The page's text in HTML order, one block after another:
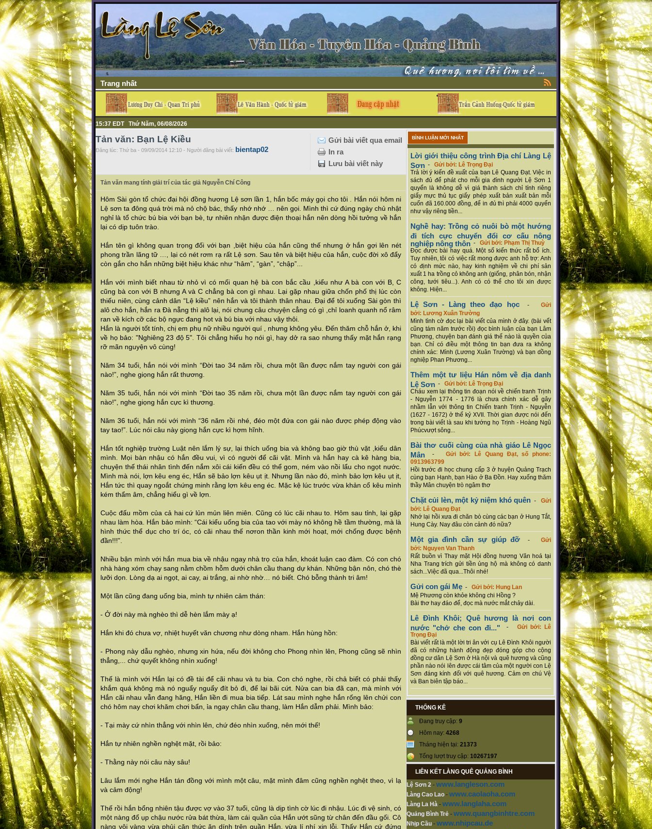
Trang nhất
15:37 EDT Thứ Năm, 06/08/2026
Gửi bài viết qua email
In ra
Lưu bài viết này
Tản văn: Bạn Lệ Kiều
Đăng lúc: Thứ ba - 09/09/2014 12:10 - Người đăng bài viết: bientap02
Tản văn mang tính giải trí của tác giả Nguyễn Chí Công
Hôm Sài gòn tổ chức đại hội đồng hương Lệ sơn lần 1, hắn bốc máy gọi cho tôi . Hắn nói hôm ni
Lệ sơn ta đông quá trời mà nỏ chộ bác, thấy nhớ nhớ … nên gọi. Mình thì cứ đúng ngày chủ nhật
nghỉ là tổ chức bú bia với bạn bè, tự nhiên nhận được điện thoại hắn nên dòng hồi tưởng về hắn
lại có dịp tuôn trào.
Hắn tên gì không quan trọng đối với bạn ,biệt hiệu của hắn cũng thế nhưng ở hắn gợi lên nét
phong trần lãng tữ …, lại có nét rơm rạ rất Lệ sơn. Sau tên và biệt hiệu của hắn, cuộc đời xô đẩy
còn gắn cho hắn những biệt hiệu khác như “hâm”, “gàn”, “chập”...
Hắn với mình biết nhau từ nhỏ vì có mối quan hệ bà con bắc cầu ,kiểu như A bà con với B, C
cũng bà con với B nhưng A và C chẳng bà con gì nhau. Lại gặp nhau giữa chốn phố thị lúc còn
thiếu niên, cùng cảnh dân “Lệ kiều” nên hắn và tôi thành thân nhau. Đại để tôi xuống Sài gòn thì
alô cho hắn, hắn ra Đà nẵng thì alô lại, nói chung câu chuyện cẳng có gì ,chỉ loanh quanh nổ râm
ran về kích cỡ các bộ ngực đang hot và bú bia với nhau vậy thôi.
Hắn là người tốt tính, chị em phụ nữ nhiều người quí , nhưng không yêu. Đến thăm chỗ hắn ở, khi
về họ bảo: "Nghiêng 23 độ 5". Tôi chẳng hiểu họ nói gì, hay dở ra sao nhưng thấy mặt hắn rạng
rỡ mãn nguyện vô cùng!
Năm 34 tuổi, hắn nói với mình “Đời tao 34 năm rồi, chưa một lần được nắm tay người con gái
nào!”, nghe giọng hắn rất thương.
Năm 35 tuổi, hắn nói với mình “Đời tao 35 năm rồi, chưa một lần được nắm tay người con gái
nào!”, nghe giọng hắn cực kì thương.
Năm 36 tuổi, hắn nói với mình “36 năm rồi nhé, đéo một đứa con gái nào được phép động vào
tay tao!”. Lúc nói câu này giọng hắn cực kì hợm hĩnh.
Hắn tốt nghiệp trường Luật nên lắm lý sự, lại thích uống bia và không bao giờ thù vặt ,kiểu dân
mình. Mọi bàn nhậu có hắn đều vui, vì có người để cãi vặt. Mình và hắn hay cà kê hàng bia,
chuyện thế thái nhân tình đến nắm xôi cái kiến đều có thể gom, ném vào nồi lẩu cho ngọt nước.
Mình mà nói, lợn kêu eng éc, Hắn sẽ bảo lợn kêu ụt ịt. Nhưng lần nào đó, mình bảo lợn kêu ụt ịt,
Hắn tức thì quay ngoắt chứng minh rằng lợn kêu eng éc. Mặc kệ lúc trước vừa khản cổ kêu mình
kém thẩm âm, chẳng hiểu gì về lợn.
Cuộc đấu mồm của cả hai cứ lủn mủn liên miên. Cũng có lúc cãi nhau to. Hôm sau tỉnh, lại gặp
nhau làm hòa. Hắn bảo mình: “Cái kiểu uống bia của tao với mày nó không hề tầm thường, mà là
hình thức thể dục cho trí óc, có cãi nhau thế nơron thần kinh mới hoạt, mới chống được bệnh
đần!!!”.
Nhiều bận mình với hắn mua bia về nhậu ngay nhà trọ của hắn, khoát luận cao đàm. Có con chó
nhà hàng xóm chạy sang nằm chồm hỗm dưới chân cầu thang dự khán. Những bận nôn, chó thè
lưỡi dọn. Lòng dạ ai ngọt, ai cay, ai trắng, ai nhờ nhờ… nó biết. Chó bỗng thành tri âm!
Một lần cũng đang uống bia, mình tự nhiên cảm thán:
- Ở đời này mà nghèo thì dễ hèn lắm mày ạ!
Hắn khi đó chưa vợ, nhiệt huyết văn chương như dòng nham. Hắn hùng hồn:
- Phong này dẫu nghèo, nhưng xin hứa, nếu đời không cho Phong nhìn lên, Phong cũng sẽ nhìn
thẳng,... chứ quyết không nhìn xuống!
Thế là mình với Hắn lại có đề tài để cãi nhau và tu bia. Con chó nghe, rồi chả biết có phải thấy
khắm quá không mà nó nguẩy nguẩy đít bỏ đi, để lại bãi cứt. Nửa can bia đã cạn, mà mình với
Hắn cãi nhau vẫn đang hăng, Hắn liền đi mua bia tiếp. Lát sau mình nghe hắn rống lên chửi con
chó hôm nay chơi khăm chơi bẩn, ỉa ngay chân cầu thang, làm Hắn dẫm phải. Mình bảo:
- Tại mày cứ nhìn thẳng với nhìn lên, chứ đéo nhìn xuống, nên mới thế!
Hắn tự nhiên nghền nghệt mặt, rồi bảo:
- Thằng này nói câu này sâu!
Lâu lắm mới nghe Hắn tán đồng với mình một câu, mặt mình đâm cũng nghền nghệt theo, vì lạ
và cảm động!
Thế rồi hắn bổng nhiên tậu được vợ vào 37 tuổi, cũng là dịp tình cờ lúc đi nhậu. Lúc đi vệ sinh, có
một nàng đổ ụp chậu nước rửa bát thừa, làm cái quần của Hắn ướt sũng từ chân đến đầu gối. Cô
nàng vội vàng vừa phủi cặn thức ăn dính trên quần Hắn, vừa lí nhí xin lỗi. Thấy Hắn cứ đứng
BÌNH LUẬN MỚI NHẤT
Lời giới thiệu công trình Địa chí Làng Lệ
Sơn - Gửi bởi: Lê Trọng Đại
Trả lời ý kiến đề xuất của bạn Lê Quang Đạt. Việc in
sách đủ để phát cho mỗi gia đình người Lệ Sơn 1
quyển là không dễ vì giá thành sách chỉ tính riêng
giấy mực thủ tục giấy phép xuất bản xuất bản mỗi
cuốn đã 160.000 đồng, để in đủ thì phải 4000 quyển
như vậy riêng tiền...
Nghề hay: Trồng cỏ nuôi bò một hướng
đi tích cực chuyển đổi cơ cấu nông
nghiệp nông thôn - Gửi bởi: Phạm Thị Thuỳ
Đọc được bài hay quá. Một số kiến thức rất bổ ích.
Tuy nhiên, tôi có việc rất mong được anh hỗ trợ: Anh
có định mức nào, hay kinh nghiệm về chi phí sản
xuất 1 ha trồng cỏ không anh (giống, phân bón, nhận
công, tưới tiêu...). Anh có có thể cho tôi xin được
không. Hiện...
Lệ Sơn - Làng theo đạo học-Gửi
bởi: Lương Xuân Trường
Mình tình cờ đọc lại bài viết của mình ở đây. (bài vết
cũng tám năm trước rồi) đọc bình luận của bạn Lâm
Phương, chuyện bạn đánh giá thế nào là quyền của
bạn. Chỉ có điều một thông tin bạn đưa ra không
chính xác: Mình (Lương Xuân Trường) và bạn dồng
nghiệp Phan Phương...
Thêm một tư liệu Hán nôm về địa danh
Lệ Sơn - Gửi bởi: Lê Trọng Đại
Cháu xem lại thông tin đoạn nói về chiến tranh Trịnh
- Nguyễn 1774 - 1776 là chưa chính xác dễ gây
nhầm lẫn với thông tin Chiến tranh Trịnh - Nguyễn
(1627 - 1672) ở thế kỷ XVII. Thời gian được nói đến
trong bài viết là sau khi tướng họ Trịnh - Hoàng Ngũ
Phúcvượt sông...
Bài thơ cuối cùng của nhà giáo Lê Ngọc
Mân - Gửi bởi: Lê Quang Đạt, số phone:
0913963799
Hồi trước đi học chung cấp 3 ở huyện Quảng Trạch
cùng bạn Hạnh, bạn Hào ở Ba Đồn. Hay xuống thăm
thầy Mân chuyện trò ngâm thơ
Chặt củi lèn, một kỷ niệm khó quên-Gửi
bởi: Lê Quang Đạt
Nhớ lại hồi xưa đi chăn bò cùng các bạn ở Hung Tắt,
Hung Cày. Nay đâu còn cảnh đó nữa?
Một gia đình cần sự giúp đỡ -Gửi
bởi: Nguyen Van Thanh
Rất buồn vì Thay mặt Hội đồng hương Văn hoá tại
Nha Trang trích gửi tiền ủng hộ mà không có danh
sách...Việc đã qua...Thôi nhé!
Gửi con gái Mẹ - Gửi bởi: Hung Lan
Mệ Phương còn khỏe không chi Hồng ?
Bài thơ hay đáo để, đọc mà nước mắt chảy dài.
Lê Đình Khôi; Quê hương là nơi con
nước "chở che con đi..." - Gửi bởi: Lê
Trọng Đại
Bài viết rất là một lời tri ân với cụ Lê Đình Khôi người
đã có những hành động đẹp đóng góp cho cộng
đồng cư dân Lệ Sơn ở Hà nội và quê hương và cũng
phần nào nói lên được cái tâm của một người con Lệ
Sơn đáng kính đối với quê hương. Cảm ơn chú Vệ
và Ban biên tập báo...
THỐNG KÊ
Đang truy cập: 9
Hôm nay: 4268
Tháng hiện tại: 21373
Tổng lượt truy cập: 10267197
LIÊN KẾT LÀNG QUÊ QUẢNG BÌNH
Lệ Sơn 2 - www.langleson.com
Làng Cao Lao - www.caolaoha.com
Làng La Hà - www.langlaha.com
Quảng Bình Trẻ - www.quangbinhtre.com
Nhịp Cầu - www.nhipcau.de